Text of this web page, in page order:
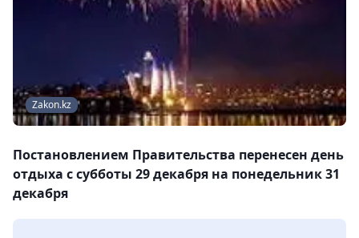
Zakon.kz
Постановлением Правительства перенесен день
отдыха с субботы 29 декабря на понедельник 31
декабря